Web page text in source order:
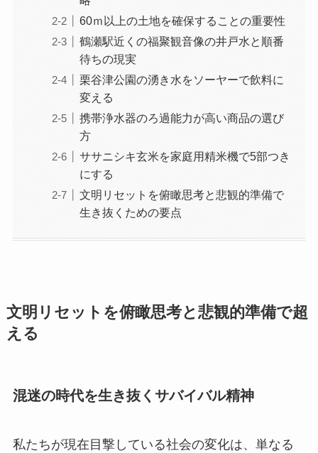
60ｍ以上の土地を確保することの重要性
鶴瀬駅近くの福聚観音像の井戸水と順番
待ちの現実
栗谷津公園の湧き水をソーヤーで飲料に
変える
携帯浄水器のろ過能力が高い商品の選び
方
ササニシキ玄米を家庭用精米機で5部つき
にする
文明リセットを俯瞰思考と悲観的準備で
生き抜くための要点
文明リセットを俯瞰思考と悲観的準備で超
える
混迷の時代を生き抜くサバイバル精神
私たちが現在目撃している社会の変化は、単なる